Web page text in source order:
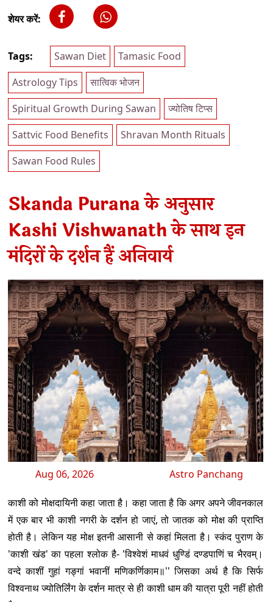
शेयर करें:
Tags: Sawan Diet
Tamasic Food
Astrology Tips
सात्विक भोजन
Spiritual Growth During Sawan
ज्योतिष टिप्स
Sattvic Food Benefits
Shravan Month Rituals
Sawan Food Rules
Skanda Purana के अनुसार
Kashi Vishwanath के साथ इन
मंदिरों के दर्शन हैं अनिवार्य
Aug 06, 2026 Astro Panchang
काशी को मोक्षदायिनी कहा जाता है। कहा जाता है कि अगर अपने जीवनकाल
में एक बार भी काशी नगरी के दर्शन हो जाएं, तो जातक को मोक्ष की प्राप्ति
होती है। लेकिन यह मोक्ष इतनी आसानी से कहां मिलता है। स्कंद पुराण के
'काशी खंड' का पहला श्लोक है- 'विश्वेशं माधवं धुण्डिं दण्डपाणिं च भैरवम्।
वन्दे काशीं गुहां गङ्गां भवानीं मणिकर्णिकाम॥'' जिसका अर्थ है कि सिर्फ
विश्वनाथ ज्योतिर्लिंग के दर्शन मात्र से ही काशी धाम की यात्रा पूरी नहीं होती